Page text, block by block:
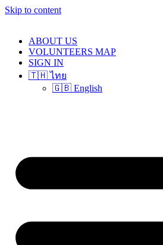
Skip to content
ABOUT US
VOLUNTEERS MAP
SIGN IN
🇹🇭 ไทย
🇬🇧 English